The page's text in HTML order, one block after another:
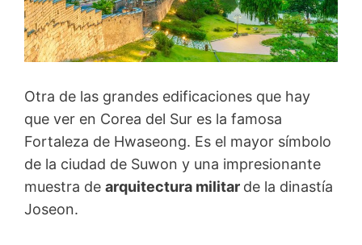
Otra de las grandes edificaciones que hay
que ver en Corea del Sur es la famosa
Fortaleza de Hwaseong. Es el mayor símbolo
de la ciudad de Suwon y una impresionante
muestra de arquitectura militar de la dinastía
Joseon.